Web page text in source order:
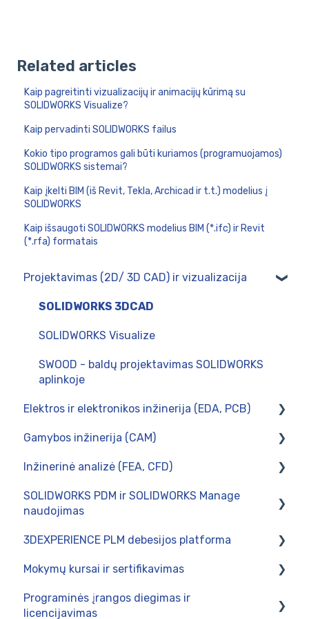
Related articles
Kaip pagreitinti vizualizacijų ir animacijų kūrimą su
SOLIDWORKS Visualize?
Kaip pervadinti SOLIDWORKS failus
Kokio tipo programos gali būti kuriamos (programuojamos)
SOLIDWORKS sistemai?
Kaip įkelti BIM (iš Revit, Tekla, Archicad ir t.t.) modelius į
SOLIDWORKS
Kaip išsaugoti SOLIDWORKS modelius BIM (*.ifc) ir Revit
(*.rfa) formatais
Projektavimas (2D/ 3D CAD) ir vizualizacija
SOLIDWORKS 3DCAD
SOLIDWORKS Visualize
SWOOD - baldų projektavimas SOLIDWORKS
aplinkoje
Elektros ir elektronikos inžinerija (EDA, PCB)
CircuitWorks (PCB Connector)
SOLIDWORKS Electrical
Gamybos inžinerija (CAM)
Diegimas
Postprocesoriai
pramonėje
Inžinerinė analizė (FEA, CFD)
Skaičiavimai tinklo kompiuteryje
SOLIDWORKS PDM ir SOLIDWORKS Manage
naudojimas
Naudojimas
Intergravimas su verslo valdymo sistemomis
Administravimas
3DEXPERIENCE PLM debesijos platforma
Naudojimas
Administravimas
Mokymų kursai ir sertifikavimas
SOLIDWORKS 3DCAD mokymų programos
Programinės įrangos diegimas ir
licencijavimas